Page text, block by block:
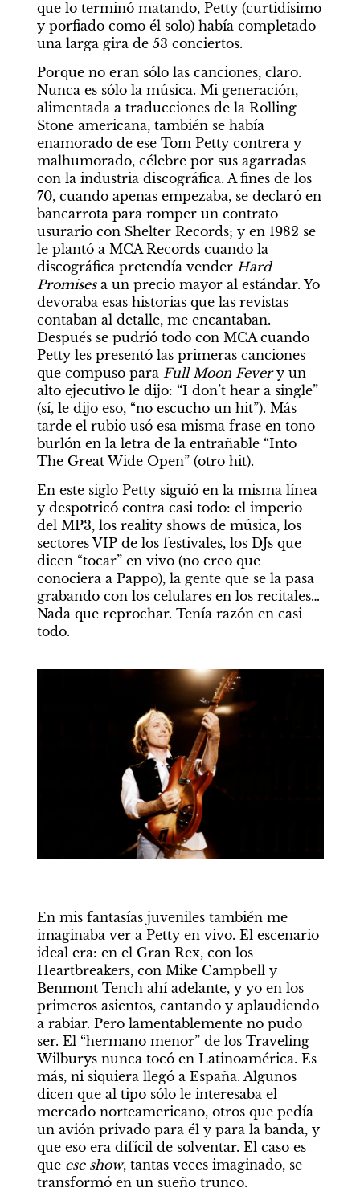
que lo terminó matando, Petty (curtidísimo
y porfiado como él solo) había completado
una larga gira de 53 conciertos.
Porque no eran sólo las canciones, claro.
Nunca es sólo la música. Mi generación,
alimentada a traducciones de la Rolling
Stone americana, también se había
enamorado de ese Tom Petty contrera y
malhumorado, célebre por sus agarradas
con la industria discográfica. A fines de los
70, cuando apenas empezaba, se declaró en
bancarrota para romper un contrato
usurario con Shelter Records; y en 1982 se
le plantó a MCA Records cuando la
discográfica pretendía vender Hard
Promises a un precio mayor al estándar. Yo
devoraba esas historias que las revistas
contaban al detalle, me encantaban.
Después se pudrió todo con MCA cuando
Petty les presentó las primeras canciones
que compuso para Full Moon Fever y un
alto ejecutivo le dijo: “I don’t hear a single”
(sí, le dijo eso, “no escucho un hit”). Más
tarde el rubio usó esa misma frase en tono
burlón en la letra de la entrañable “Into
The Great Wide Open” (otro hit).
En este siglo Petty siguió en la misma línea
y despotricó contra casi todo: el imperio
del MP3, los reality shows de música, los
sectores VIP de los festivales, los DJs que
dicen “tocar” en vivo (no creo que
conociera a Pappo), la gente que se la pasa
grabando con los celulares en los recitales…
Nada que reprochar. Tenía razón en casi
todo.
En mis fantasías juveniles también me
imaginaba ver a Petty en vivo. El escenario
ideal era: en el Gran Rex, con los
Heartbreakers, con Mike Campbell y
Benmont Tench ahí adelante, y yo en los
primeros asientos, cantando y aplaudiendo
a rabiar. Pero lamentablemente no pudo
ser. El “hermano menor” de los Traveling
Wilburys nunca tocó en Latinoamérica. Es
más, ni siquiera llegó a España. Algunos
dicen que al tipo sólo le interesaba el
mercado norteamericano, otros que pedía
un avión privado para él y para la banda, y
que eso era difícil de solventar. El caso es
que ese show, tantas veces imaginado, se
transformó en un sueño trunco.